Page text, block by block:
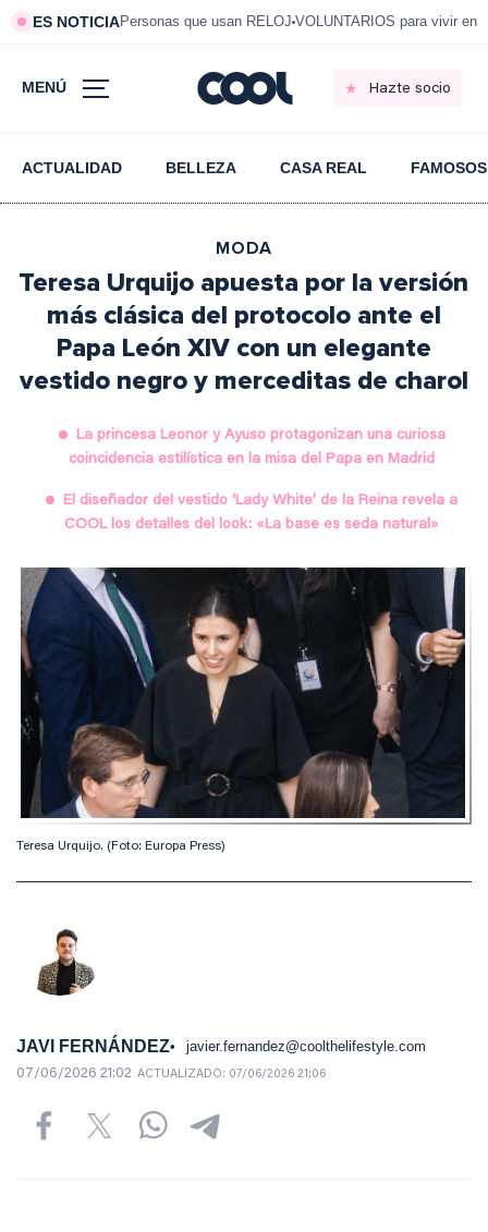
ES NOTICIAPersonas que usan RELOJ VOLUNTARIOS para vivir en
MENÚ Hazte socio
ACTUALIDAD BELLEZA CASA REAL FAMOSOS
MODA
Teresa Urquijo apuesta por la versión
más clásica del protocolo ante el
Papa León XIV con un elegante
vestido negro y merceditas de charol
La princesa Leonor y Ayuso protagonizan una curiosa
coincidencia estilística en la misa del Papa en Madrid
El diseñador del vestido ‘Lady White’ de la Reina revela a
COOL los detalles del look: «La base es seda natural»
Teresa Urquijo. (Foto: Europa Press)
JAVI FERNÁNDEZ javier.fernandez@coolthelifestyle.com
07/06/2026 21:02 ACTUALIZADO: 07/06/2026 21:06